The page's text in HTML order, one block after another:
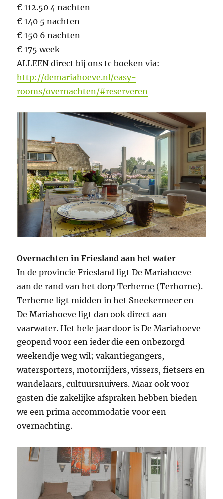
€ 112.50 4 nachten
€ 140 5 nachten
€ 150 6 nachten
€ 175 week
ALLEEN direct bij ons te boeken via:
http://demariahoeve.nl/easy-
rooms/overnachten/#reserveren
Overnachten in Friesland aan het water
In de provincie Friesland ligt De Mariahoeve
aan de rand van het dorp Terherne (Terhorne).
Terherne ligt midden in het Sneekermeer en
De Mariahoeve ligt dan ook direct aan
vaarwater. Het hele jaar door is De Mariahoeve
geopend voor een ieder die een onbezorgd
weekendje weg wil; vakantiegangers,
watersporters, motorrijders, vissers, fietsers en
wandelaars, cultuursnuivers. Maar ook voor
gasten die zakelijke afspraken hebben bieden
we een prima accommodatie voor een
overnachting.